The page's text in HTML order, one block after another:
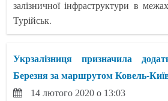
залізничної інфраструктури в
Турійськ.
Укрзалізниця призначила
Березня за маршрутом Ковель-
14 лютого 2020 о 13:03